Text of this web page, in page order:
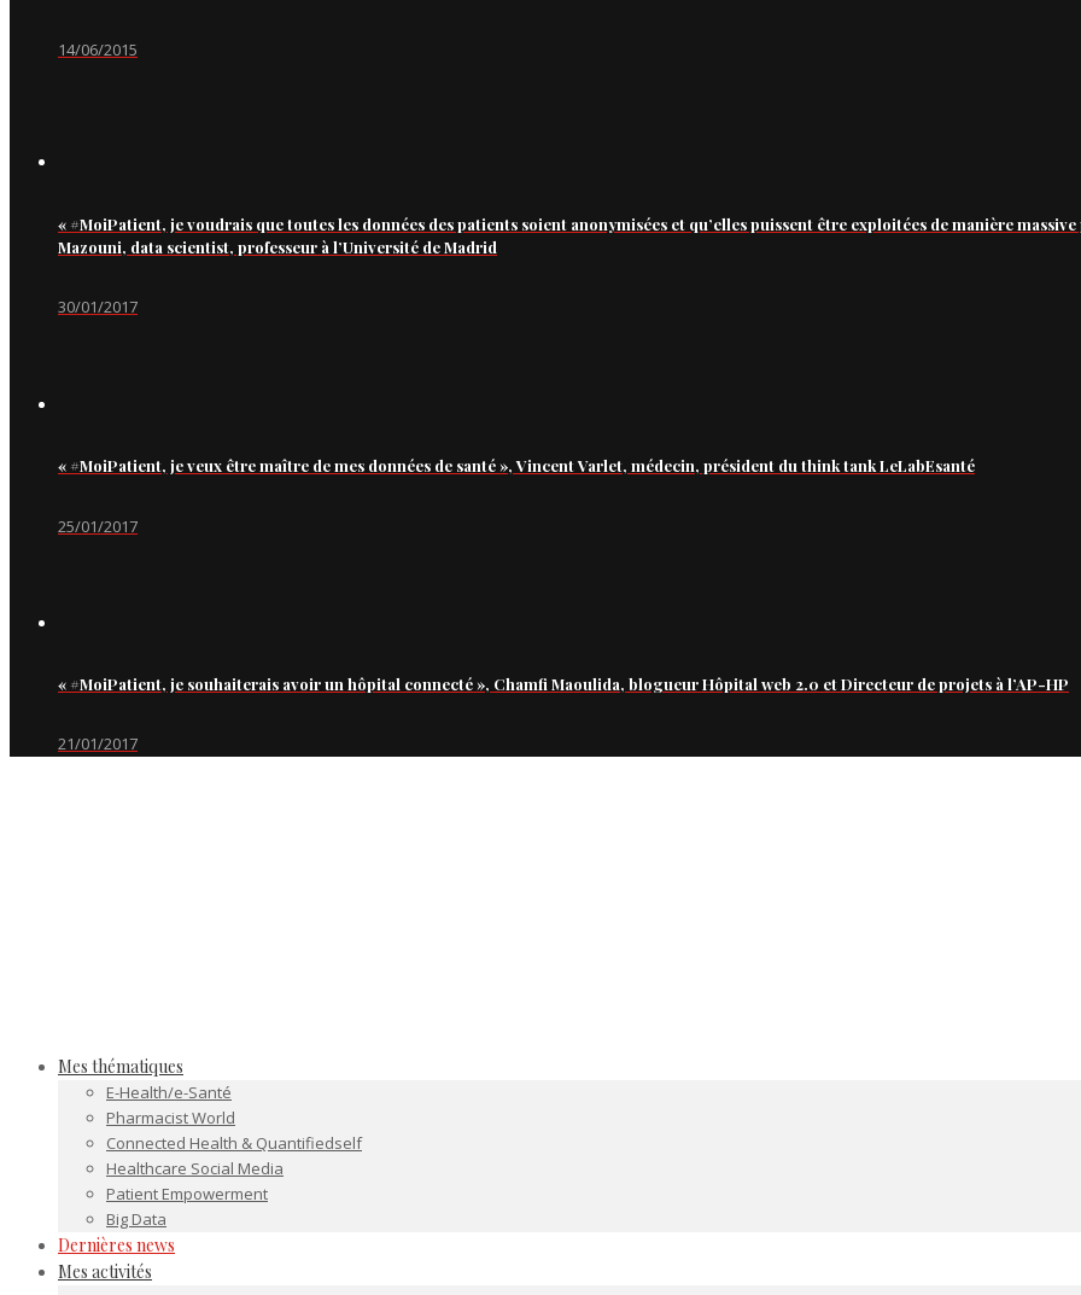
14/06/2015
« #MoiPatient, je voudrais que toutes les données des patients soient anonymisées et qu’elles puissent être exploitées de manière
Mazouni, data scientist, professeur à l’Université de Madrid
30/01/2017
« #MoiPatient, je veux être maître de mes données de santé », Vincent Varlet, médecin, président du think tank LeLabEsanté
25/01/2017
« #MoiPatient, je souhaiterais avoir un hôpital connecté », Chamfi Maoulida, blogueur Hôpital web 2.0 et Directeur de projets à l’AP-HP
21/01/2017
Mes thématiques
E-Health/e-Santé
Pharmacist World
Connected Health & Quantifiedself
Healthcare Social Media
Patient Empowerment
Big Data
Dernières news
Mes activités